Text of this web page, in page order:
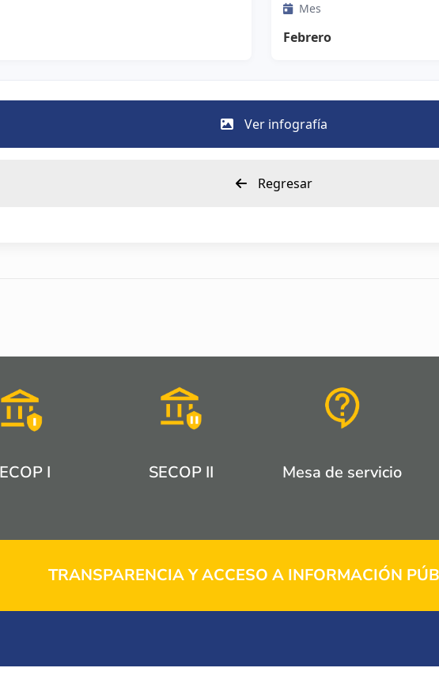
Mes
Febrero
Ver infografía
Regresar
I SECOP II Mesa de servicio
TRANSPARENCIA Y ACCESO A INFORMACIÓN